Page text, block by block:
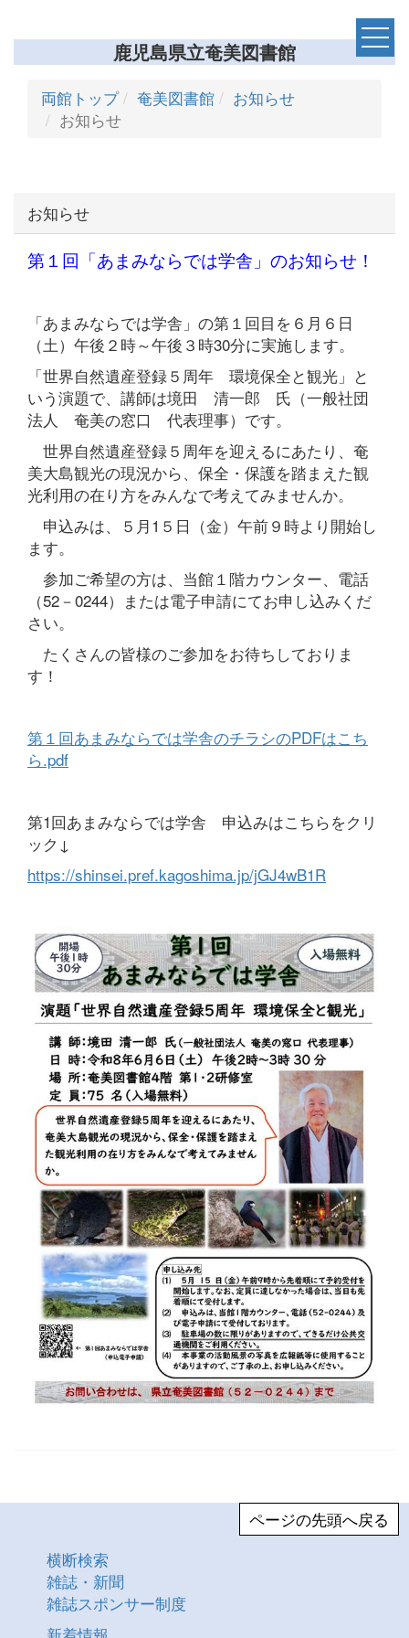
鹿児島県立奄美図書館
両館トップ 奄美図書館
お知らせ
お知らせ
お知らせ
第１回「あまみならでは学舎」のお知らせ！
「あまみならでは学舎」の第１回目を６月６日
（土）午後２時～午後３時30分に実施します。
「世界自然遺産登録５周年 環境保全と観光」と
いう演題で、講師は境田 清一郎 氏（一般社団
法人 奄美の窓口 代表理事）です。
世界自然遺産登録５周年を迎えるにあたり、奄
美大島観光の現況から、保全・保護を踏まえた観
光利用の在り方をみんなで考えてみませんか。
申込みは、５月1５日（金）午前９時より開始し
ます。
参加ご希望の方は、当館１階カウンター、電話
（52－0244）または電子申請にてお申し込みくだ
さい。
たくさんの皆様のご参加をお待ちしておりま
す！
第１回あまみならでは学舎のチラシのPDFはこち
ら.pdf
第1回あまみならでは学舎 申込みはこちらをクリ
ック↓
https://shinsei.pref.kagoshima.jp/jGJ4wB1R
ページの先頭へ戻る
横断検索
雑誌・新聞
雑誌スポンサー制度